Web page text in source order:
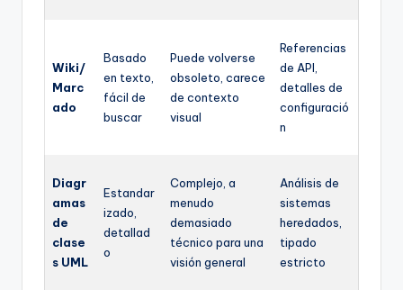
Wiki/
Marc
ado
Basado
en texto,
fácil de
buscar
Puede volverse
obsoleto, carece
de contexto
visual
Referencias
de API,
detalles de
configuració
n
Diagr
amas
de
clase
s UML
Estandar
izado,
detallad
o
Complejo, a
menudo
demasiado
técnico para una
visión general
Análisis de
sistemas
heredados,
tipado
estricto